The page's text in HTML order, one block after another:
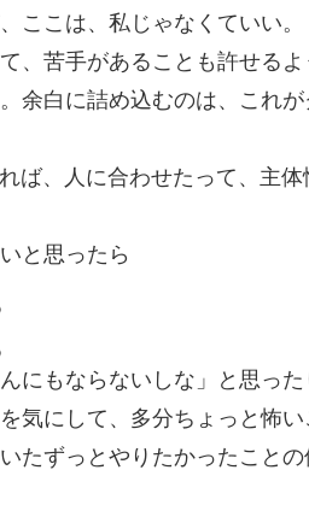
ここは、私じゃなくていい。
、苦手があることも許せるよ
余白に詰め込むのは、これが
ば、人に合わせたって、主体
と思ったら
にもならないしな」と思った
気にして、多分ちょっと怖い
たずっとやりたかったこと